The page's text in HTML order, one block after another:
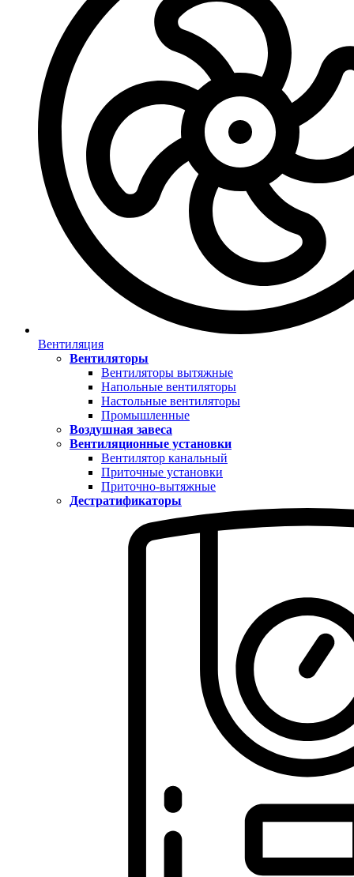
Вентиляция
Вентиляторы
Вентиляторы вытяжные
Напольные вентиляторы
Настольные вентиляторы
Промышленные
Воздушная завеса
Вентиляционные установки
Вентилятор канальный
Приточные установки
Приточно-вытяжные
Дестратификаторы